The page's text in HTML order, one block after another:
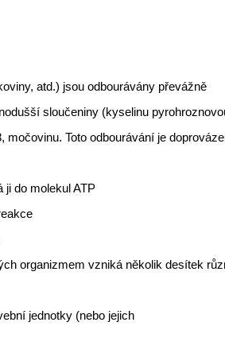
atd.) jsou odbourávány převážně
sloučeniny (kyselinu
Toto odbourávání je
ji do molekul ATP
organizmem vzniká několik desítek
jednotky (nebo jejich